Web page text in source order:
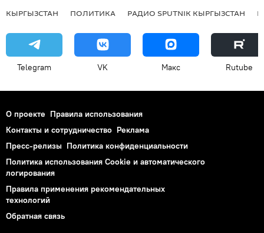
КЫРГЫЗСТАН ПОЛИТИКА РАДИО SPUTNIK КЫРГЫЗСТАН
Telegram VK Макс Rutube
О проекте Правила использования
Контакты и сотрудничество Реклама
Пресс-релизы Политика конфиденциальности
Политика использования Cookie и автоматического
логирования
Правила применения рекомендательных
технологий
Обратная связь